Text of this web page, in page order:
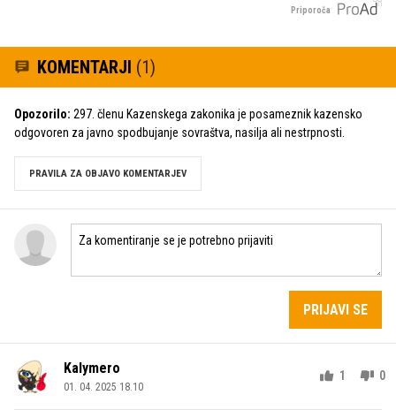
Priporoča
KOMENTARJI (1)
Opozorilo: 297. členu Kazenskega zakonika je posameznik kazensko
odgovoren za javno spodbujanje sovraštva, nasilja ali nestrpnosti.
PRAVILA ZA OBJAVO KOMENTARJEV
PRIJAVI SE
Kalymero
01. 04. 2025 18.10
1 0